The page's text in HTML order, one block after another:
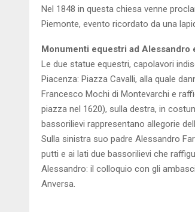
Nel 1848 in questa chiesa venne
Piemonte, evento ricordato da una
Monumenti equestri ad Alessandro
Le due statue equestri, capolavori
Piacenza: Piazza Cavalli, alla quale
Francesco Mochi di Montevarchi e
piazza nel 1620), sulla destra, in
bassorilievi rappresentano allegorie
Sulla sinistra suo padre Alessandro
putti e ai lati due bassorilievi che
Alessandro: il colloquio con gli
Anversa.